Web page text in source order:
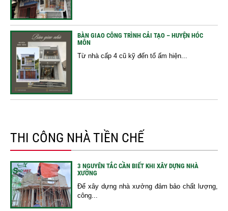
BÀN GIAO CÔNG TRÌNH CẢI TẠO – HUYỆN HÓC
MÔN
Từ nhà cấp 4 cũ kỹ đến tổ ấm hiện...
THI CÔNG NHÀ TIỀN CHẾ
3 NGUYÊN TẮC CẦN BIẾT KHI XÂY DỰNG NHÀ
XƯỞNG
Để xây dựng nhà xưởng đảm bảo chất lượng,
công...